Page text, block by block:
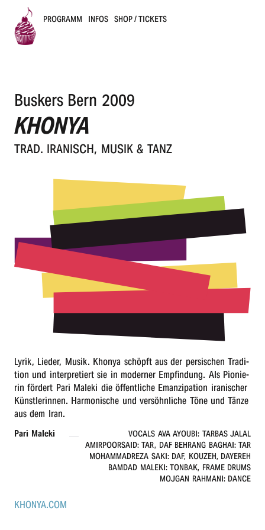
s
k
e
B
e
PROGRAMM INFOS SHOP / TICKETS
Buskers Bern 2009
KHONYA
TRAD. IRANISCH, MUSIK & TANZ
Lyrik, Lieder, Musik. Khonya schöpft aus der persi­schen Tradi­
ti­on und inter­pre­tiert sie in moder­ner Empfin­dung. Als Pionie­
rin fördert Pari Male­ki die öffent­li­che Eman­zi­pa­ti­on irani­scher
Künst­le­rin­nen. Harmo­ni­sche und versöhn­li­che Töne und Tänze
aus dem Iran.
Pari Male­ki
VOCALS AVA AYOUBI: TARBAS JALAL
AMIRPOORSAID: TAR, DAF BEHRANG BAGHAI: TAR
MOHAMMADREZA SAKI: DAF, KOUZEH, DAYEREH
BAMDAD MALEKI: TONBAK, FRAME DRUMS
MOJGAN RAHMANI: DANCE
KHONYA.COM